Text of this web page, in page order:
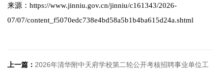
来源：https://www.jinniu.gov.cn/jinniu/c161343/2026-
07/07/content_f5070edc738e4bd58a5b1b4ba615d24a.shtml
上一篇： 2026年清华附中天府学校第二轮公开考核招聘事业单位工